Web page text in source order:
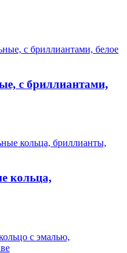
с бриллиантами,
кольца,